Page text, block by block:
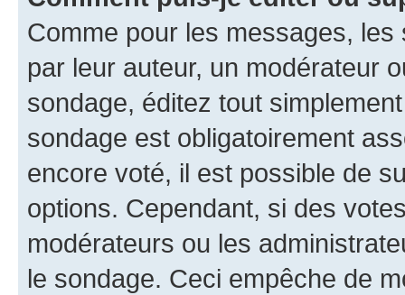
Comme pour les messages,
par leur auteur, un modérateur
sondage, éditez tout
sondage est obligatoirement
encore voté, il est possible de
options. Cependant, si des
modérateurs ou les
le sondage. Ceci empêche de